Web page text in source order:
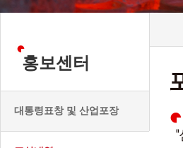
홍보센터
대통령표창 및 산업포장